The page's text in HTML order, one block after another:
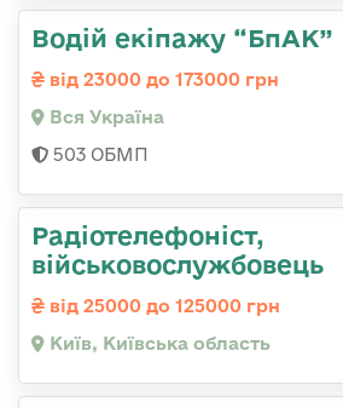
Водій екіпажу “БпАК”
від 23000 до 173000 грн
Вся Україна
503 ОБМП
Радіотелефоніст,
військовослужбовець
від 25000 до 125000 грн
Київ, Київська область